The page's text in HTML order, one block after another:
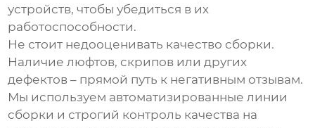
устройств, чтобы убедиться в их
работоспособности.
Не стоит недооценивать качество сборки.
Наличие люфтов, скрипов или других
дефектов – прямой путь к негативным отзывам.
Мы используем автоматизированные линии
сборки и строгий контроль качества на